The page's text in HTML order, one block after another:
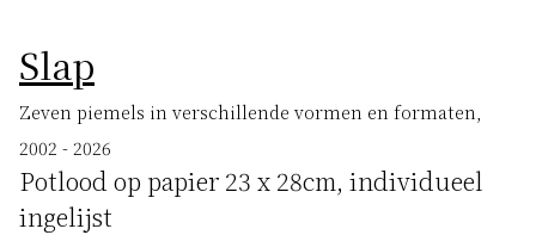
Slap
Zeven piemels in verschillende vormen en formaten,
2002 - 2026
Potlood op papier 23 x 28cm, individueel
ingelijst